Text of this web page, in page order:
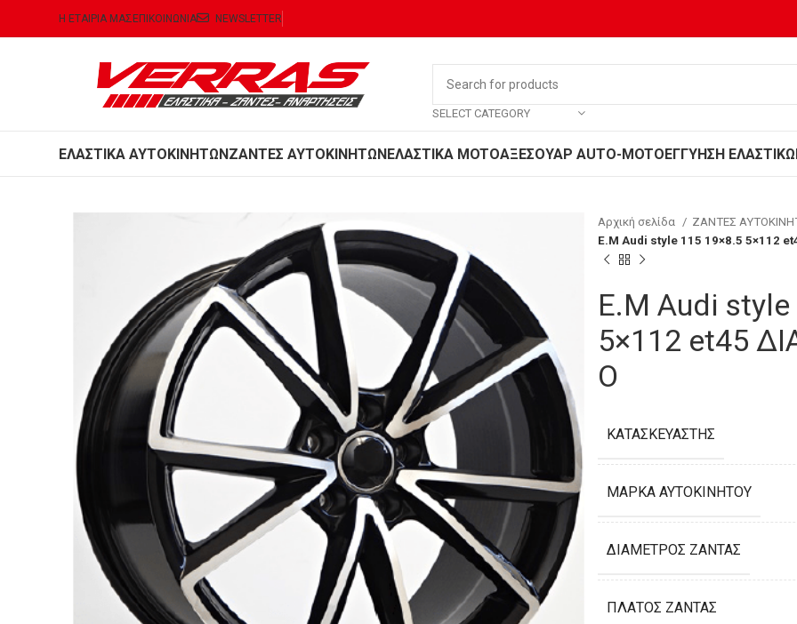
Η ΕΤΑΙΡΙΑ ΜΑΣ ΕΠΙΚΟΙΝΩΝΙΑ NEWSLETTER
SELECT CATEGORY
ΕΛΑΣΤΙΚΑ ΑΥΤΟΚΙΝΗΤΩΝΖΑΝΤΕΣ ΑΥΤΟΚΙΝΗΤΩΝΕΛΑΣΤΙΚΑ MOTOΑΞΕΣΟΥΑΡ AUTO-MOTOΕΓΓΥΗΣΗ
Αρχική σελίδα
ΖΑΝΤΕΣ
E.M Audi style 115 19×8.5 5×112
E.M Audi
5×112 et45
Ο
ΚΑΤΑΣΚΕΥΑΣΤΉΣ
ΜΆΡΚΑ ΑΥΤΟΚΙΝΉΤΟΥ
ΔΙΆΜΕΤΡΟΣ ΖΆΝΤΑΣ
ΠΛΆΤΟΣ ΖΆΝΤΑΣ